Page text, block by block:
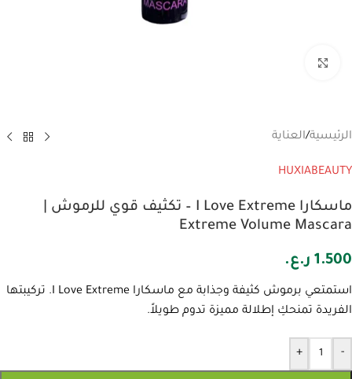
الرئيسية/العناية
HUXIABEAUTY
ماسكارا I Love Extreme – تكثيف قوي للرموش |
Extreme Volume Mascara
1.500 ر.ع.
استمتعي برموش كثيفة وجذابة مع ماسكارا I Love Extreme. تركيبتها
الفريدة تمنحكِ إطلالة مميزة تدوم طويلاً.
-
+